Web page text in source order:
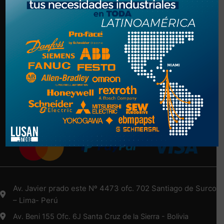
Politica de Privacidad
Términos y Condiciones
NUESTRA EMPRESA
Nosotros
Más Información Aquí
Medios de Pago
Av. Javier prado este Nº 4473 ofc. 702 Santiago de Surco
– Lima- Perú
Av. Beni 155 Ofc. 6J Santa Cruz de la Sierra - Bolivia